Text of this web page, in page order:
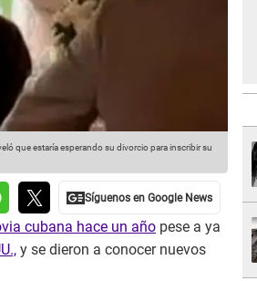
que estaría esperando su divorcio para inscribir su
cubana hace un año pese a ya
y se dieron a conocer nuevos